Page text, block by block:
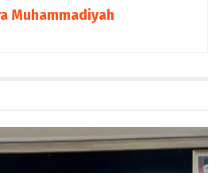
Muhammadiyah